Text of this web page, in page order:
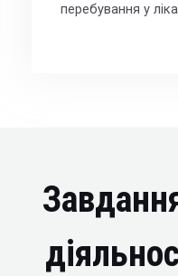
перебування у